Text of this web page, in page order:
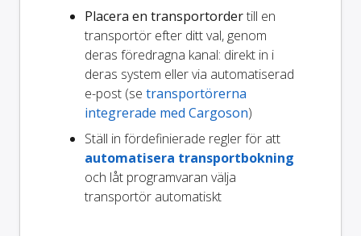
Placera en transportordertill en
transportör efter ditt val, genom
deras föredragna kanal: direkt in i
deras system eller via automatiserad
e-post (se transportörerna
integrerade med Cargoson)
Ställ in fördefinierade regler för att
automatisera transportbokning
och låt programvaran välja
transportör automatiskt